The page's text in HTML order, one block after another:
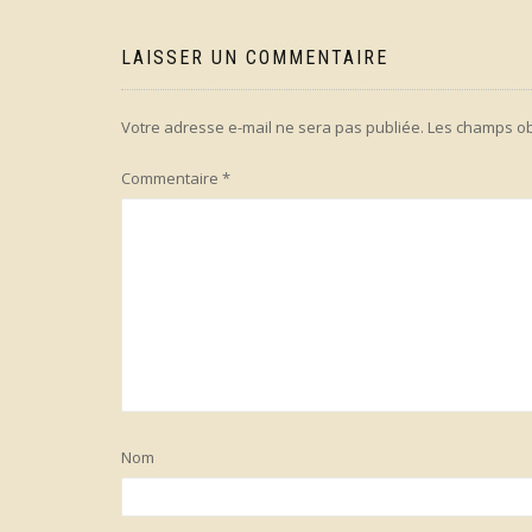
l’article
LAISSER UN COMMENTAIRE
Votre adresse e-mail ne sera pas publiée. Les champs
Commentaire *
Nom